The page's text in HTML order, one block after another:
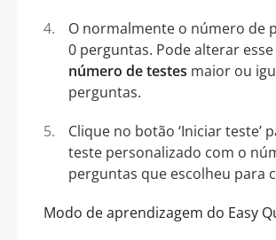
O normalmente o número de
0 perguntas. Pode alterar
número de testes maior ou
perguntas.
Clique no botão ‘Iniciar teste’
teste personalizado com o
perguntas que escolheu para
Modo de aprendizagem do Easy